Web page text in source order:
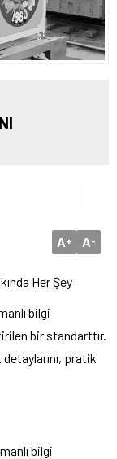
A+ A-
Her Şey
bilgi
bir standarttır.
pratik
bilgi